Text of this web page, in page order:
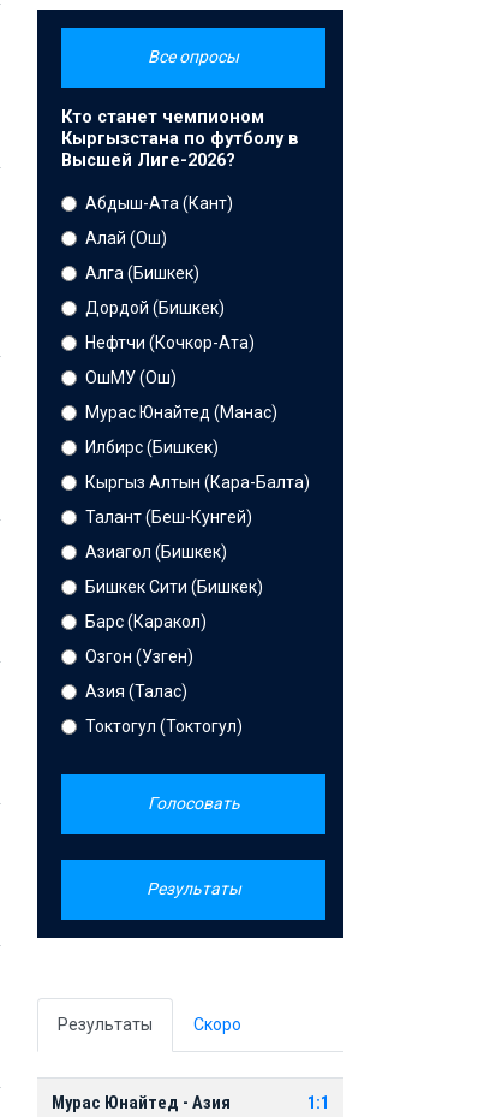
Все опросы
Кто станет чемпионом
Кыргызстана по футболу в
Высшей Лиге-2026?
Абдыш-Ата (Кант)
Алай (Ош)
Алга (Бишкек)
Дордой (Бишкек)
Нефтчи (Кочкор-Ата)
ОшМУ (Ош)
Мурас Юнайтед (Манас)
Илбирс (Бишкек)
Кыргыз Алтын (Кара-Балта)
Талант (Беш-Кунгей)
Азиагол (Бишкек)
Бишкек Сити (Бишкек)
Барс (Каракол)
Озгон (Узген)
Азия (Талас)
Токтогул (Токтогул)
Голосовать
Результаты
Результаты Скоро
Мурас Юнайтед - Азия 1:1